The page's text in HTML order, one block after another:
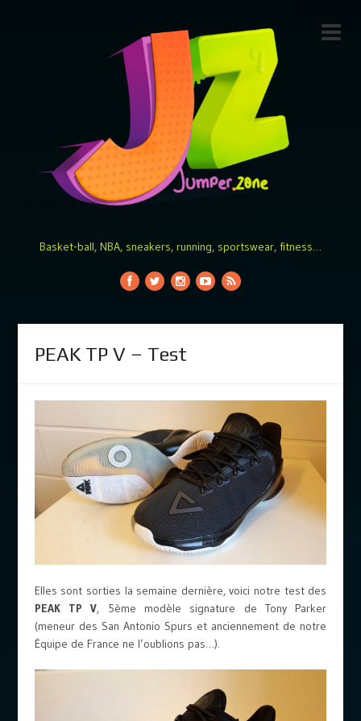
Basket-ball, NBA, sneakers, running, sportswear, fitness…
PEAK TP V – Test
Elles sont sorties la semaine dernière, voici notre test des
PEAK TP V, 5ème modèle signature de Tony Parker
(meneur des San Antonio Spurs et anciennement de notre
Équipe de France ne l’oublions pas…).